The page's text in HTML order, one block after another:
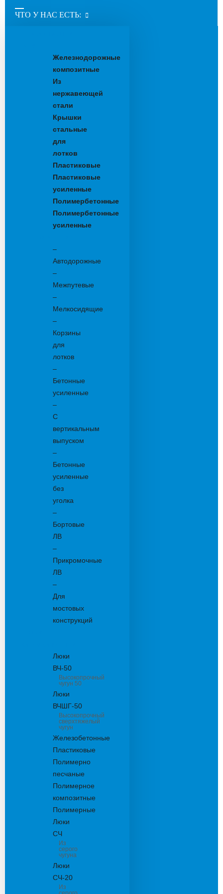
ЧТО У НАС ЕСТЬ:
Железнодорожные
композитные
Из
нержавеющей
стали
Крышки
стальные
для
лотков
Пластиковые
Пластиковые
усиленные
Полимербетонные
Полимербетонные
усиленные
–
Автодорожные
–
Межпутевые
–
Мелкосидящие
–
Корзины
для
лотков
–
Бетонные
усиленные
–
С
вертикальным
выпуском
–
Бетонные
усиленные
без
уголка
–
Бортовые
ЛВ
–
Прикромочные
ЛВ
–
Для
мостовых
конструкций
Люки
ВЧ-50
Высокопрочный
чугун 50
Люки
ВЧШГ-50
Высокопрочный
сверхтяжелый
чугун
Железобетонные
Пластиковые
Полимерно
песчаные
Полимерное
композитные
Полимерные
Люки
СЧ
Из
серого
чугуна
Люки
СЧ-20
Из